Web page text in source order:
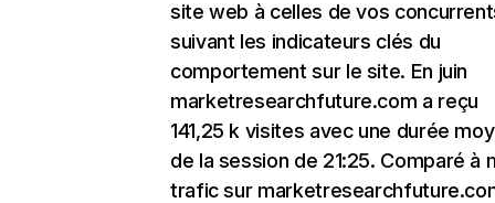
site web à celles de vos
suivant les indicateurs clés du
comportement sur le site. En juin
marketresearchfuture.com a reçu
141,25 k visites avec une durée
de la session de 21:25. Comparé à
trafic sur